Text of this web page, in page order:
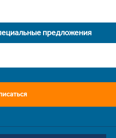
предложения